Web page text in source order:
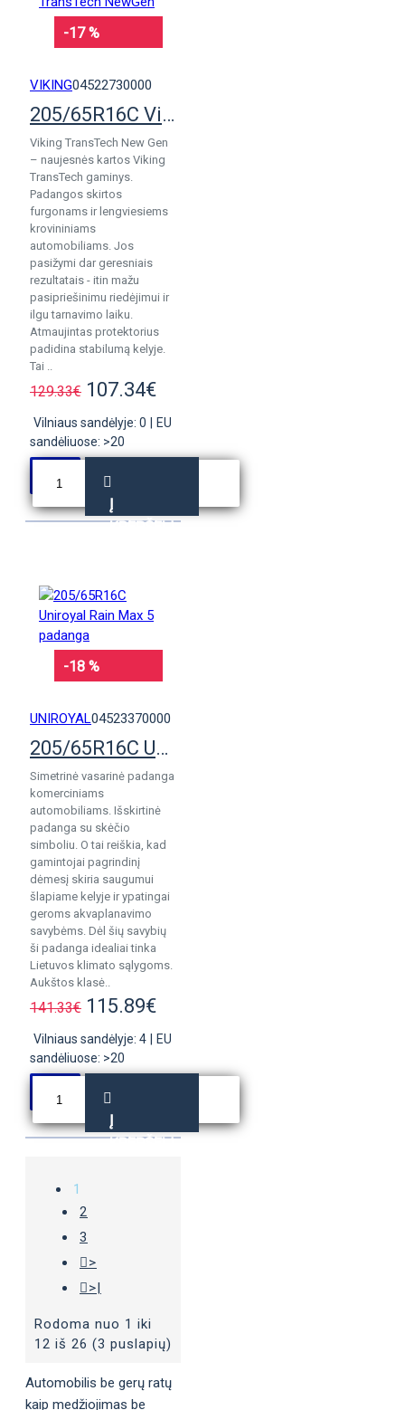
-17 %
VIKING04522730000
205/65R16C Viking TransTech NewGen
Viking TransTech New Gen
– naujesnės kartos Viking
TransTech gaminys.
Padangos skirtos
furgonams ir lengviesiems
krovininiams
automobiliams. Jos
pasižymi dar geresniais
rezultatais - itin mažu
pasipriešinimu riedėjimui ir
ilgu tarnavimo laiku.
Atmaujintas protektorius
padidina stabilumą kelyje.
Tai ..
129.33€ 107.34€
Vilniaus sandėlyje: 0
EU
sandėliuose: >20
Į
KREPŠELĮ
-18 %
UNIROYAL04523370000
205/65R16C Uniroyal Rain Max 5 padanga
Simetrinė vasarinė padanga
komerciniams
automobiliams. Išskirtinė
padanga su skėčio
simboliu. O tai reiškia, kad
gamintojai pagrindinį
dėmesį skiria saugumui
šlapiame kelyje ir ypatingai
geroms akvaplanavimo
savybėms. Dėl šių savybių
ši padanga idealiai tinka
Lietuvos klimato sąlygoms.
Aukštos klasė..
141.33€ 115.89€
Vilniaus sandėlyje: 4
EU
sandėliuose: >20
Į
KREPŠELĮ
1
2
3
>
>|
Rodoma nuo 1 iki
12 iš 26 (3 puslapių)
Automobilis be gerų ratų
kaip medžiojimas be